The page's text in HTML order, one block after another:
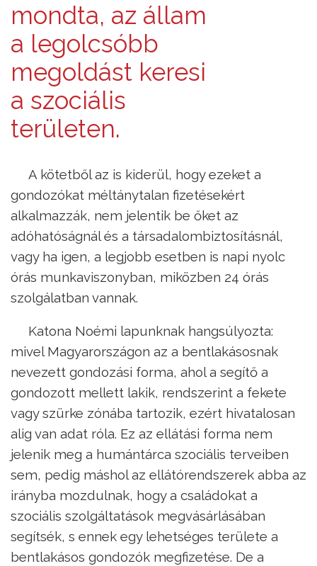
mondta, az állam
a legolcsóbb
megoldást keresi
a szociális
területen.
A kötetből az is kiderül, hogy ezeket a
gondozókat méltánytalan fizetésekért
alkalmazzák, nem jelentik be őket az
adóhatóságnál és a társadalombiztosításnál,
vagy ha igen, a legjobb esetben is napi nyolc
órás munkaviszonyban, miközben 24 órás
szolgálatban vannak.
Katona Noémi lapunknak hangsúlyozta:
mivel Magyarországon az a bentlakásosnak
nevezett gondozási forma, ahol a segítő a
gondozott mellett lakik, rendszerint a fekete
vagy szürke zónába tartozik, ezért hivatalosan
alig van adat róla. Ez az ellátási forma nem
jelenik meg a humántárca szociális terveiben
sem, pedig máshol az ellátórendszerek abba az
irányba mozdulnak, hogy a családokat a
szociális szolgáltatások megvásárlásában
segítsék, s ennek egy lehetséges területe a
bentlakásos gondozók megfizetése. De a